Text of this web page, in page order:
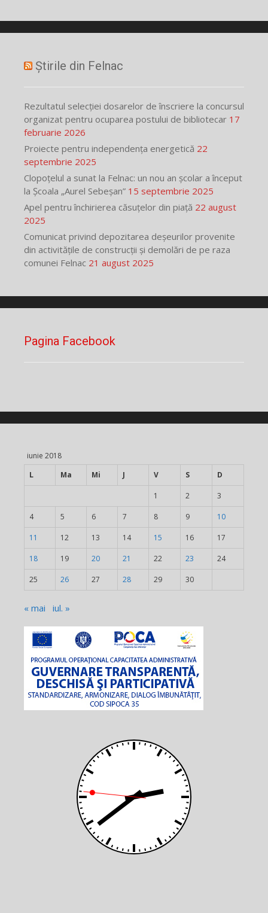
Știrile din Felnac
Rezultatul selecției dosarelor de înscriere la concursul
organizat pentru ocuparea postului de bibliotecar 17
februarie 2026
Proiecte pentru independența energetică 22
septembrie 2025
Clopoțelul a sunat la Felnac: un nou an școlar a început
la Școala „Aurel Sebeșan” 15 septembrie 2025
Apel pentru închirierea căsuțelor din piață 22 august
2025
Comunicat privind depozitarea deșeurilor provenite
din activitățile de construcții și demolări de pe raza
comunei Felnac 21 august 2025
Pagina Facebook
iunie 2018
L
Ma Mi J V S D
1 2 3
4 5 6 7 8 9 10
11 12 13 14 15 16 17
18 19 20 21 22 23 24
25 26 27 28 29 30
« mai iul. »